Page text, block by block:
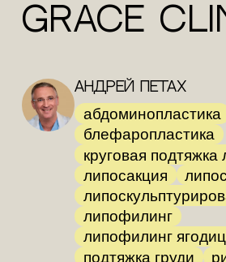
Grace
Андрей Петах
абдоминопластика
блефаропластика
круговая подтяжка
липосакция
липофилинг
липофилинг ягодиц
подтяжка груди